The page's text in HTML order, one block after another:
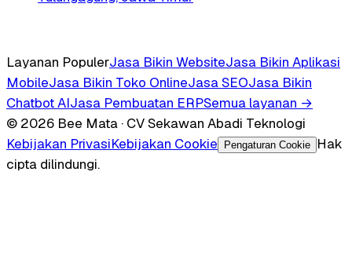
Layanan PopulerJasa Bikin WebsiteJasa Bikin Aplikasi
MobileJasa Bikin Toko OnlineJasa SEOJasa Bikin
Chatbot AIJasa Pembuatan ERPSemua layanan →
© 2026 Bee Mata · CV Sekawan Abadi Teknologi
Kebijakan PrivasiKebijakan Cookie Pengaturan Cookie
Hak
cipta dilindungi.